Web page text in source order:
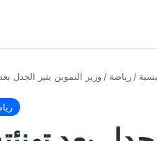
/ رياضة / وزير التموين يثير الجدل